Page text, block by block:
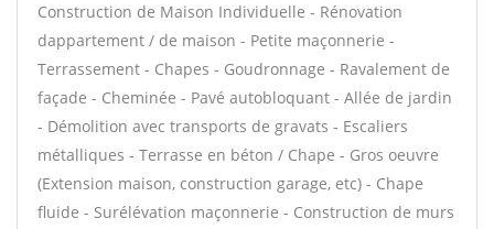
Construction de Maison Individuelle - Rénovation
dappartement / de maison - Petite maçonnerie -
Terrassement - Chapes - Goudronnage - Ravalement de
façade - Cheminée - Pavé autobloquant - Allée de jardin
- Démolition avec transports de gravats - Escaliers
métalliques - Terrasse en béton / Chape - Gros oeuvre
(Extension maison, construction garage, etc) - Chape
fluide - Surélévation maçonnerie - Construction de murs